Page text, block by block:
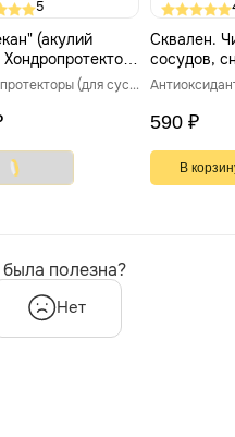
5
(акулий
*500 мг
Хондропротекторы (для суставов и связок)
Сквален.
сосудов,
590 ₽
В
полезна?
Нет